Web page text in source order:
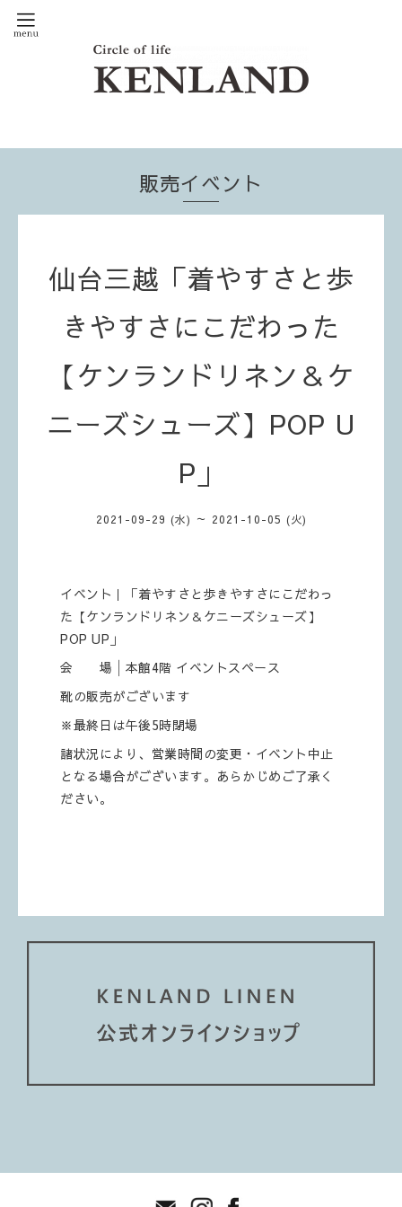
販売イベント
仙台三越「着やすさと歩
きやすさにこだわった
【ケンランドリネン＆ケ
ニーズシューズ】POP U
P」
2021-09-29 (水) ～ 2021-10-05 (火)
イベント｜「着やすさと歩きやすさにこだわっ
た【ケンランドリネン＆ケニーズシューズ】
POP UP」
会 場│本館4階 イベントスペース
靴の販売がございます
※最終日は午後5時閉場
諸状況により、営業時間の変更・イベント中止
となる場合がございます。あらかじめご了承く
ださい。